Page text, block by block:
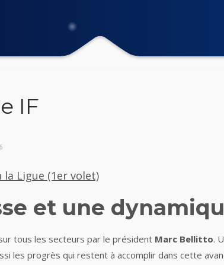
IF
la Ligue (1er volet)
et une
tous les secteurs par le président Marc Bellitto.
les progrès qui restent à accomplir dans cette